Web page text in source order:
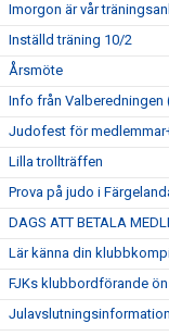
Imorgon är vår
Inställd träning 10/2
Årsmöte
Info från Valberedningen
Judofest för
Lilla trollträffen
Prova på judo i
DAGS ATT BETALA
Lär känna din
FJKs klubbordförande
Julavslutningsinformation